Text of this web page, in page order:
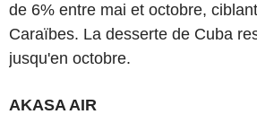
de 6% entre mai et octobre,
Caraïbes. La desserte de Cuba
jusqu'en octobre.
AKASA AIR